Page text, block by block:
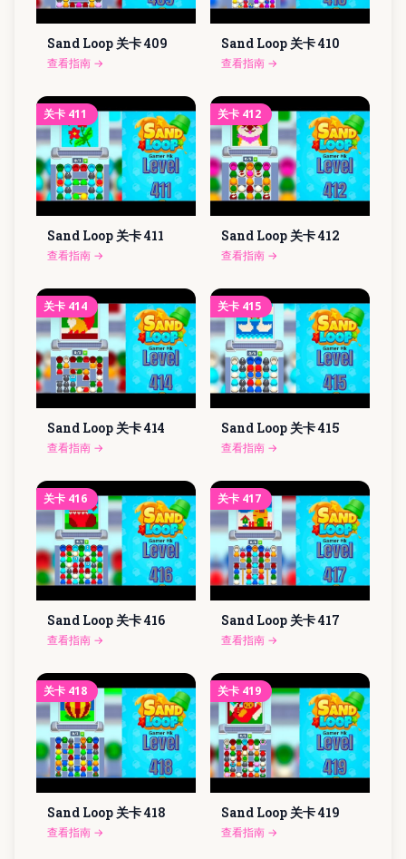
Sand Loop 关卡409
查看指南 →
Sand Loop 关卡410
查看指南 →
关卡 411
Sand Loop 关卡411
查看指南 →
关卡 412
Sand Loop 关卡412
查看指南 →
关卡 414
Sand Loop 关卡414
查看指南 →
关卡 415
Sand Loop 关卡415
查看指南 →
关卡 416
Sand Loop 关卡416
查看指南 →
关卡 417
Sand Loop 关卡417
查看指南 →
关卡 418
Sand Loop 关卡418
查看指南 →
关卡 419
Sand Loop 关卡419
查看指南 →